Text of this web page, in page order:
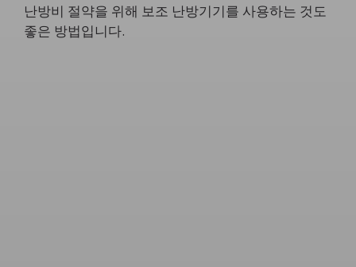
난방비 절약을 위해 보조 난방기기를 사용하는 것도
좋은 방법입니다.